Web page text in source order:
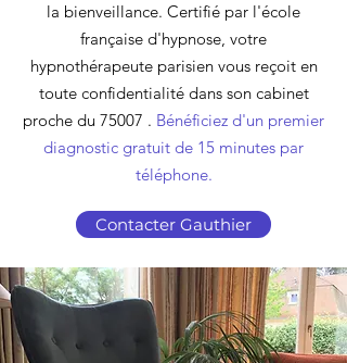
la bienveillance. Certifié par l'école
française d'hypnose, votre
hypnothérapeute parisien vous reçoit en
toute confidentialité dans son cabinet
proche du 75007 . Bénéficiez d'un premier
diagnostic gratuit de 15 minutes par
téléphone.
Contacter Gauthier